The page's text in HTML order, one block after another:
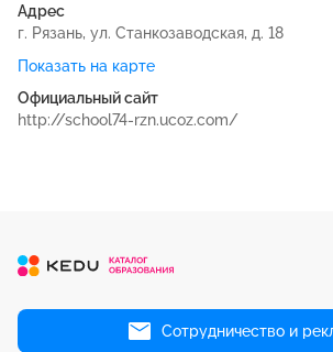
Адрес
г. Рязань, ул. Станкозаводская, д. 18
Показать на карте
Официальный сайт
http://school74-rzn.ucoz.com/
Сотрудничество и